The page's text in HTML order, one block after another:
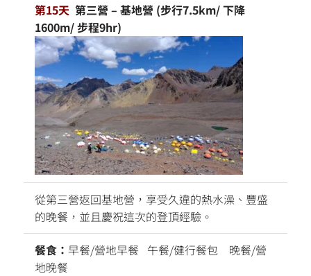
第15天 第三營 – 基地營 (步行7.5km/ 下降
1600m/ 步程9hr)
從第三營返回基地營，享受久違的熱水澡、豐盛
的晚餐，並且慶祝這次的登頂經驗。
餐食： 早餐/營地早餐 午餐/健行餐包 晚餐/營
地晚餐